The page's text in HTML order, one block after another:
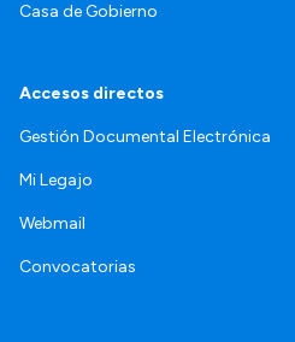
Casa de Gobierno
Accesos directos
Gestión Documental Electrónica
Mi Legajo
Webmail
Convocatorias